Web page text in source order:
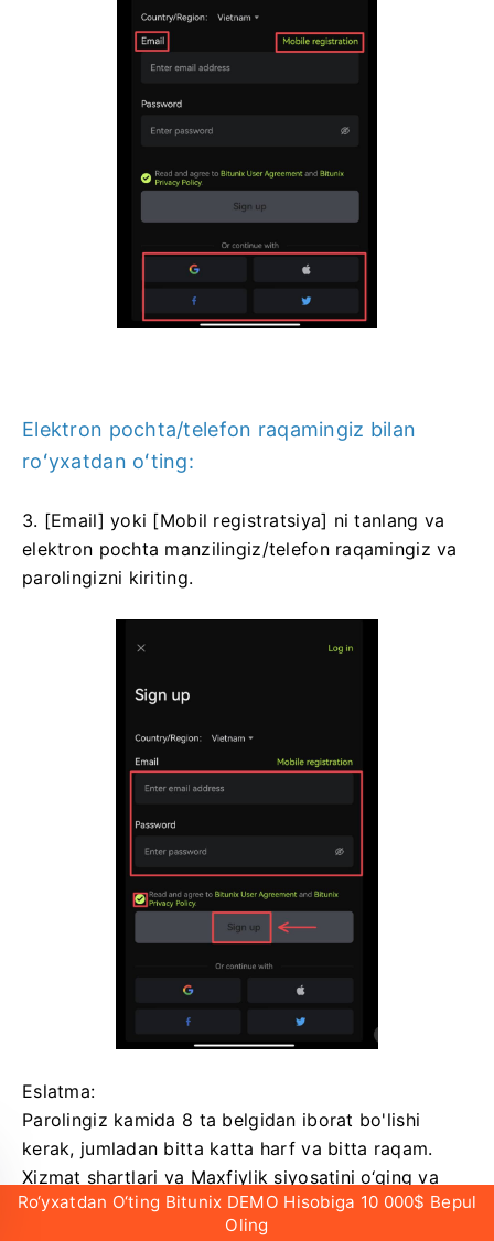
Elektron pochta/telefon raqamingiz bilan
roʻyxatdan oʻting:
3. [Email] yoki [Mobil registratsiya] ni tanlang va
elektron pochta manzilingiz/telefon raqamingiz va
parolingizni kiriting.
Eslatma:
Parolingiz kamida 8 ta belgidan iborat bo'lishi
kerak, jumladan bitta katta harf va bitta raqam.
Xizmat shartlari va Maxfiylik siyosatini o‘qing va
rozilik bildiring, so‘ng [Ro‘yxatdan o‘tish] ga teging.
Ro‘yxatdan O‘ting Bitunix DEMO Hisobiga 10 000$ Bepul
Oling